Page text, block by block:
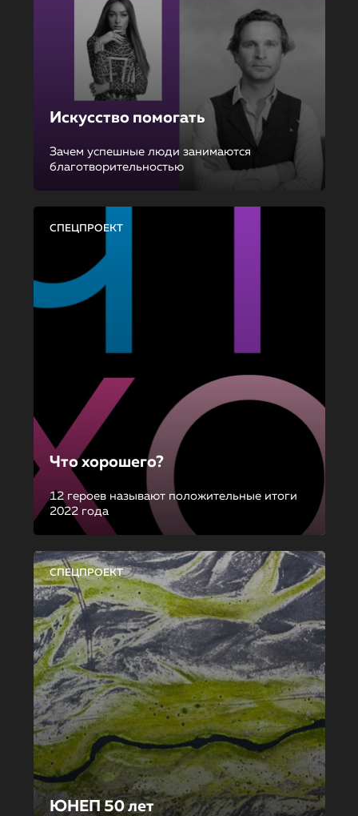
Искусство помогать
Зачем успешные люди занимаются
благотворительностью
СПЕЦПРОЕКТ
Что хорошего?
12 героев называют положительные итоги
2022 года
СПЕЦПРОЕКТ
ЮНЕП 50 лет